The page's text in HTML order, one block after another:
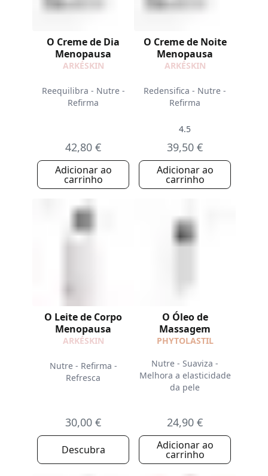
O Creme de Dia
Menopausa
ARKÉSKIN
Reequilibra - Nutre -
Refirma
42,80 €
Adicionar ao
carrinho
O Creme de Noite
Menopausa
ARKÉSKIN
Redensifica - Nutre -
Refirma
4.5
39,50 €
Adicionar ao
carrinho
O Leite de Corpo
Menopausa
ARKÉSKIN
Nutre - Refirma -
Refresca
30,00 €
Descubra
O Óleo de
Massagem
PHYTOLASTIL
Nutre - Suaviza -
Melhora a elasticidade
da pele
24,90 €
Adicionar ao
carrinho